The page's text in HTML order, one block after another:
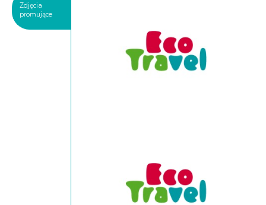
Zdjęcia
promujące